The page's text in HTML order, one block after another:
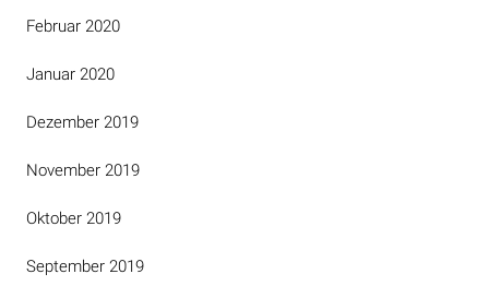
Februar 2020
Januar 2020
Dezember 2019
November 2019
Oktober 2019
September 2019